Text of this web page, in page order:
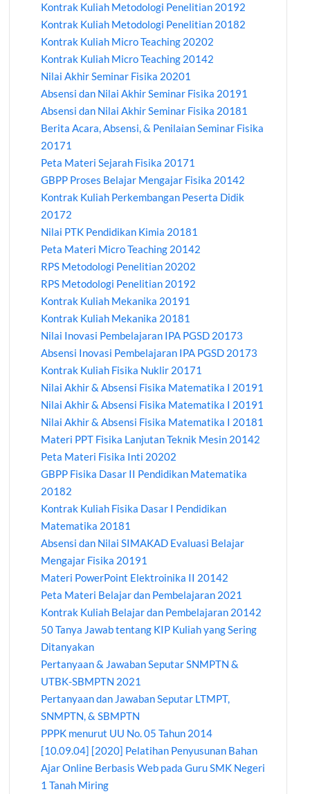
Kontrak Kuliah Metodologi Penelitian 20192
Kontrak Kuliah Metodologi Penelitian 20182
Kontrak Kuliah Micro Teaching 20202
Kontrak Kuliah Micro Teaching 20142
Nilai Akhir Seminar Fisika 20201
Absensi dan Nilai Akhir Seminar Fisika 20191
Absensi dan Nilai Akhir Seminar Fisika 20181
Berita Acara, Absensi, & Penilaian Seminar Fisika
20171
Peta Materi Sejarah Fisika 20171
GBPP Proses Belajar Mengajar Fisika 20142
Kontrak Kuliah Perkembangan Peserta Didik
20172
Nilai PTK Pendidikan Kimia 20181
Peta Materi Micro Teaching 20142
RPS Metodologi Penelitian 20202
RPS Metodologi Penelitian 20192
Kontrak Kuliah Mekanika 20191
Kontrak Kuliah Mekanika 20181
Nilai Inovasi Pembelajaran IPA PGSD 20173
Absensi Inovasi Pembelajaran IPA PGSD 20173
Kontrak Kuliah Fisika Nuklir 20171
Nilai Akhir & Absensi Fisika Matematika I 20191
Nilai Akhir & Absensi Fisika Matematika I 20191
Nilai Akhir & Absensi Fisika Matematika I 20181
Materi PPT Fisika Lanjutan Teknik Mesin 20142
Peta Materi Fisika Inti 20202
GBPP Fisika Dasar II Pendidikan Matematika
20182
Kontrak Kuliah Fisika Dasar I Pendidikan
Matematika 20181
Absensi dan Nilai SIMAKAD Evaluasi Belajar
Mengajar Fisika 20191
Materi PowerPoint Elektroinika II 20142
Peta Materi Belajar dan Pembelajaran 2021
Kontrak Kuliah Belajar dan Pembelajaran 20142
50 Tanya Jawab tentang KIP Kuliah yang Sering
Ditanyakan
Pertanyaan & Jawaban Seputar SNMPTN &
UTBK-SBMPTN 2021
Pertanyaan dan Jawaban Seputar LTMPT,
SNMPTN, & SBMPTN
PPPK menurut UU No. 05 Tahun 2014
[10.09.04] [2020] Pelatihan Penyusunan Bahan
Ajar Online Berbasis Web pada Guru SMK Negeri
1 Tanah Miring